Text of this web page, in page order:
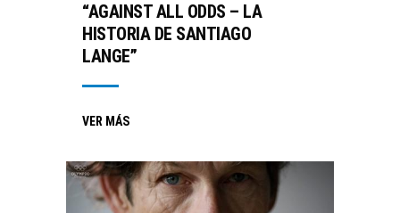
“AGAINST ALL ODDS – LA
HISTORIA DE SANTIAGO
LANGE”
VER MÁS